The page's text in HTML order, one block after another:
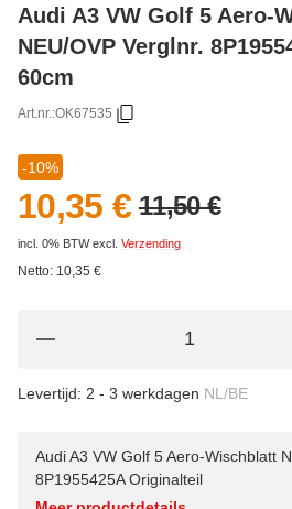
Audi A3 VW Golf 5 Aero-
NEU/OVP Verglnr.
60cm
Art.nr.:OK67535
-10%
10,35 € 11,50 €
incl. 0% BTWexcl. Verzending
Netto: 10,35 €
Levertijd: 2 - 3 werkdagen NL/BE
Audi A3 VW Golf 5 Aero-Wischblatt
8P1955425A Originalteil